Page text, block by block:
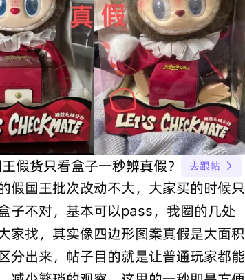
假货只看盒子一秒辨真假？ 去跟帖 
假国王批次改动不大，大家买的时候只
子不对，基本可以pass，我圈的几处
家找，其实像四边形图案真假是大面积
分出来，帖子目的就是让普通玩家都能